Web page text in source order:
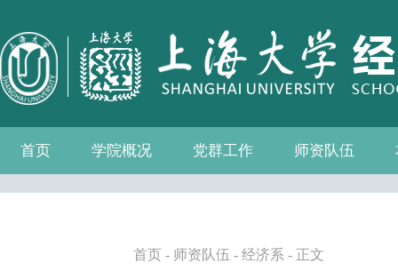
首页 学院概况
学院介绍 学院简介
发展历程
历任院长
现任领导
组织机构
学院愿景
党群工作
党务公开
党的建设
群众团体 工会
青联会
妇委会
退管会
学院制度
师资队伍
教师名录
人事专栏
招聘信息
博士后流动站
首页 - 师资队伍 - 经济系 - 正文